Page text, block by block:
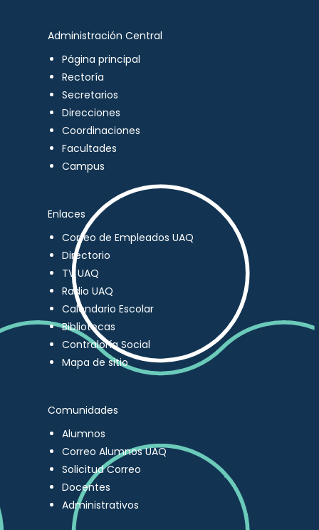
Administración Central
Página principal
Rectoría
Secretarios
Direcciones
Coordinaciones
Facultades
Campus
Enlaces
Correo de Empleados UAQ
Directorio
TV UAQ
Radio UAQ
Calendario Escolar
Bibliotecas
Contraloría Social
Mapa de sitio
Comunidades
Alumnos
Correo Alumnos UAQ
Solicitud Correo
Docentes
Administrativos